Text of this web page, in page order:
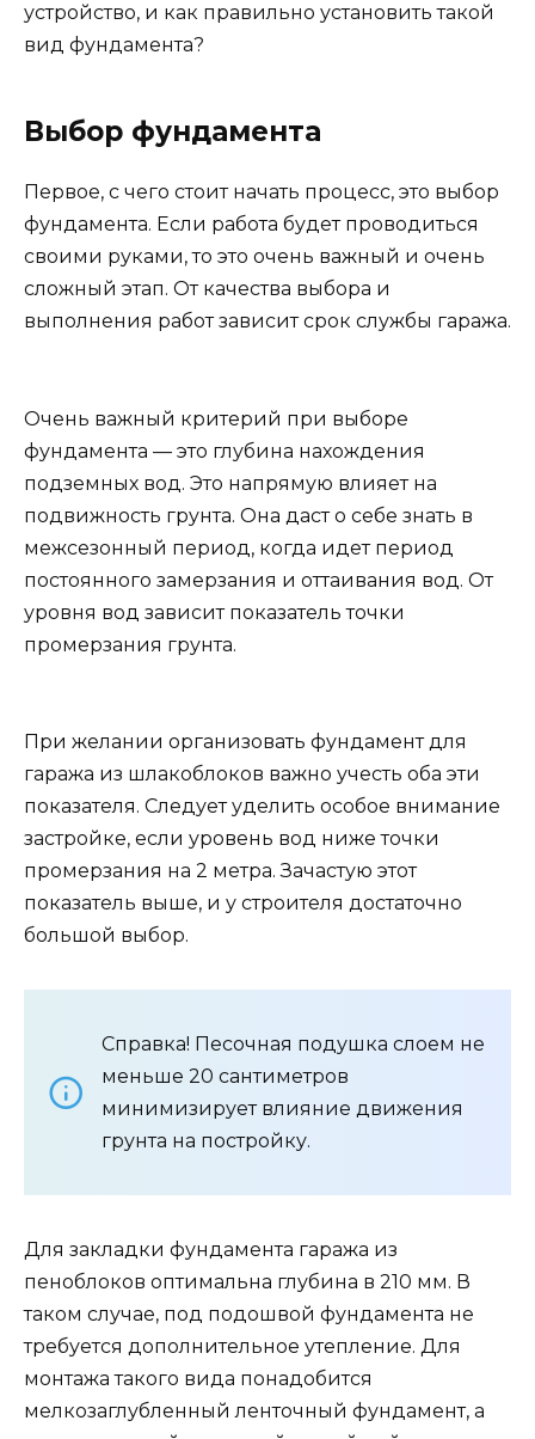
устройство, и как правильно установить такой
вид фундамента?
Выбор фундамента
Первое, с чего стоит начать процесс, это выбор
фундамента. Если работа будет проводиться
своими руками, то это очень важный и очень
сложный этап. От качества выбора и
выполнения работ зависит срок службы гаража.
Очень важный критерий при выборе
фундамента — это глубина нахождения
подземных вод. Это напрямую влияет на
подвижность грунта. Она даст о себе знать в
межсезонный период, когда идет период
постоянного замерзания и оттаивания вод. От
уровня вод зависит показатель точки
промерзания грунта.
При желании организовать фундамент для
гаража из шлакоблоков важно учесть оба эти
показателя. Следует уделить особое внимание
застройке, если уровень вод ниже точки
промерзания на 2 метра. Зачастую этот
показатель выше, и у строителя достаточно
большой выбор.
Справка! Песочная подушка слоем не
меньше 20 сантиметров
минимизирует влияние движения
грунта на постройку.
Для закладки фундамента гаража из
пеноблоков оптимальна глубина в 210 мм. В
таком случае, под подошвой фундамента не
требуется дополнительное утепление. Для
монтажа такого вида понадобится
мелкозаглубленный ленточный фундамент, а